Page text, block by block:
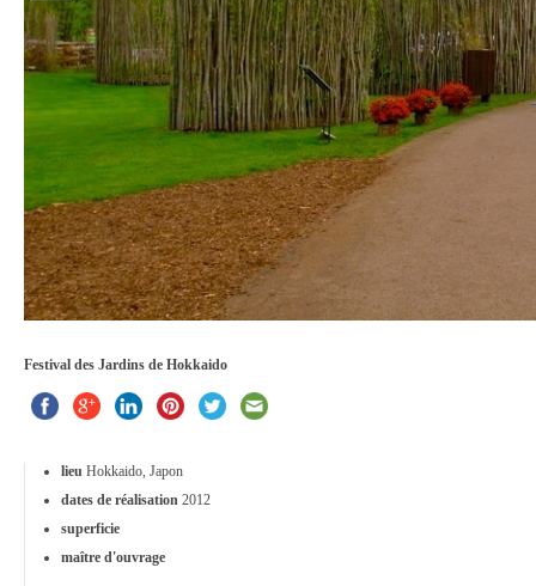
Festival des Jardins de Hokkaido
lieu Hokkaido, Japon
dates de réalisation 2012
superficie
maître d'ouvrage